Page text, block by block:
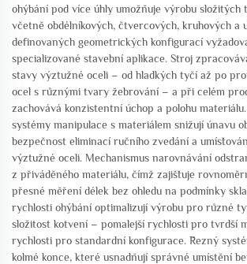
ohýbání pod více úhly umožňuje výrobu složitých
včetně obdélníkových, čtvercových, kruhových a
definovaných geometrických konfigurací
specializované stavební aplikace. Stroj
stavy výztužné oceli – od hladkých tyčí až po
ocel s různými tvary žebrování – a při celém
zachovává konzistentní úchop a polohu
systémy manipulace s materiálem snižují únavu
bezpečnost eliminací ručního zvedání a
výztužné oceli. Mechanismus narovnávání
z přiváděného materiálu, čímž zajišťuje
přesné měření délek bez ohledu na podmínky
rychlosti ohýbání optimalizují výrobu pro různé
složitost kotvení – pomalejší rychlosti pro tvrdší
rychlosti pro standardní konfigurace. Řezný
kolmé konce, které usnadňují správné umístění